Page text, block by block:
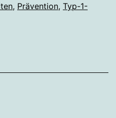
, Prävention, Typ-1-